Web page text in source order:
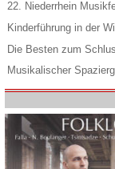
22. Niederrhein
Kinderführung in der
Die Besten zum
Musikalischer